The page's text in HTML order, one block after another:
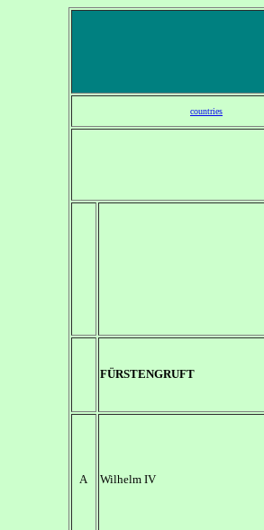
countries
FÜRSTENGRUFT
A Wilhelm IV